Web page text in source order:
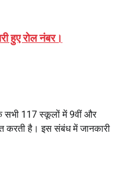
हुए रोल नंबर।
सभी 117 स्कूलों में 9वीं और
करती है। इस संबंध में जानकारी